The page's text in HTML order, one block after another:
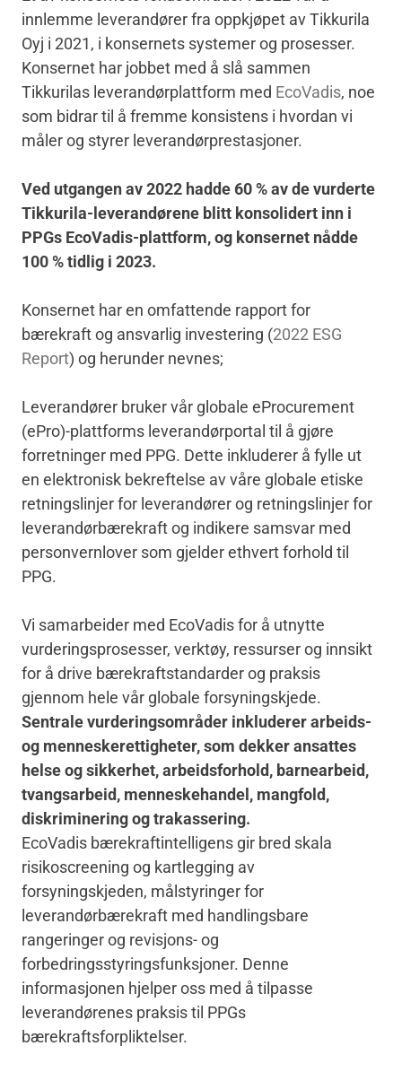
innlemme leverandører fra oppkjøpet av Tikkurila
Oyj i 2021, i konsernets systemer og prosesser.
Konsernet har jobbet med å slå sammen
Tikkurilas leverandørplattform med EcoVadis, noe
som bidrar til å fremme konsistens i hvordan vi
måler og styrer leverandørprestasjoner.
Ved utgangen av 2022 hadde 60 % av de vurderte
Tikkurila-leverandørene blitt konsolidert inn i
PPGs EcoVadis-plattform, og konsernet nådde
100 % tidlig i 2023.
Konsernet har en omfattende rapport for
bærekraft og ansvarlig investering (2022 ESG
Report) og herunder nevnes;
Leverandører bruker vår globale eProcurement
(ePro)-plattforms leverandørportal til å gjøre
forretninger med PPG. Dette inkluderer å fylle ut
en elektronisk bekreftelse av våre globale etiske
retningslinjer for leverandører og retningslinjer for
leverandørbærekraft og indikere samsvar med
personvernlover som gjelder ethvert forhold til
PPG.
Vi samarbeider med EcoVadis for å utnytte
vurderingsprosesser, verktøy, ressurser og innsikt
for å drive bærekraftstandarder og praksis
gjennom hele vår globale forsyningskjede.
Sentrale vurderingsområder inkluderer arbeids-
og menneskerettigheter, som dekker ansattes
helse og sikkerhet, arbeidsforhold, barnearbeid,
tvangsarbeid, menneskehandel, mangfold,
diskriminering og trakassering.
EcoVadis bærekraftintelligens gir bred skala
risikoscreening og kartlegging av
forsyningskjeden, målstyringer for
leverandørbærekraft med handlingsbare
rangeringer og revisjons- og
forbedringsstyringsfunksjoner. Denne
informasjonen hjelper oss med å tilpasse
leverandørenes praksis til PPGs
bærekraftsforpliktelser.